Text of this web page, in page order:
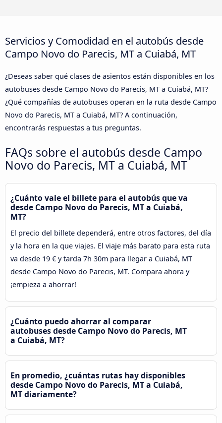
Servicios y Comodidad en el autobús desde
Campo Novo do Parecis, MT a Cuiabá, MT
¿Deseas saber qué clases de asientos están disponibles en los
autobuses desde Campo Novo do Parecis, MT a Cuiabá, MT?
¿Qué compañías de autobuses operan en la ruta desde Campo
Novo do Parecis, MT a Cuiabá, MT? A continuación,
encontrarás respuestas a tus preguntas.
FAQs sobre el autobús desde Campo
Novo do Parecis, MT a Cuiabá, MT
¿Cuánto vale el billete para el autobús que va
desde Campo Novo do Parecis, MT a Cuiabá,
MT?
El precio del billete dependerá, entre otros factores, del día
y la hora en la que viajes. El viaje más barato para esta ruta
va desde 19 € y tarda 7h 30m para llegar a Cuiabá, MT
desde Campo Novo do Parecis, MT. Compara ahora y
¡empieza a ahorrar!
¿Cuánto puedo ahorrar al comparar
autobuses desde Campo Novo do Parecis, MT
a Cuiabá, MT?
En promedio, ¿cuántas rutas hay disponibles
desde Campo Novo do Parecis, MT a Cuiabá,
MT diariamente?